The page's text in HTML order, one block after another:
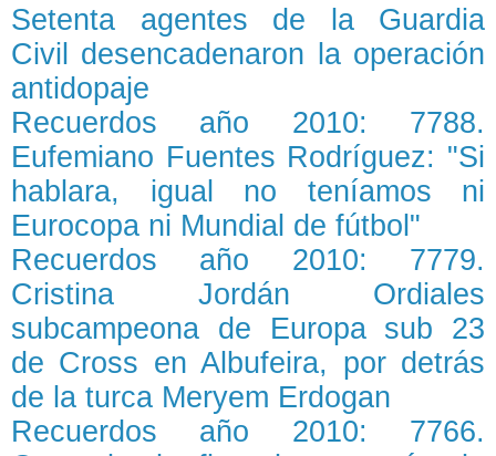
Setenta agentes de la Guardia
Civil desencadenaron la operación
antidopaje
Recuerdos año 2010: 7788.
Eufemiano Fuentes Rodríguez: "Si
hablara, igual no teníamos ni
Eurocopa ni Mundial de fútbol"
Recuerdos año 2010: 7779.
Cristina Jordán Ordiales
subcampeona de Europa sub 23
de Cross en Albufeira, por detrás
de la turca Meryem Erdogan
Recuerdos año 2010: 7766.